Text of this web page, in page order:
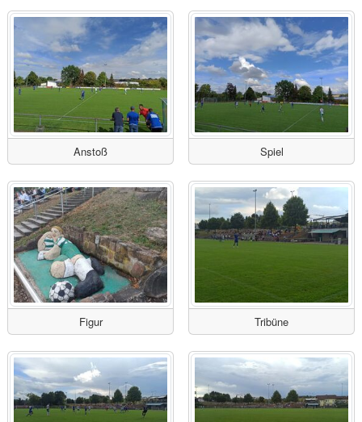
Anstoß Spiel
Figur Tribüne